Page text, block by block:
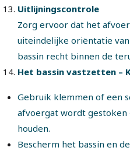
Uitlijningscontrole
Zorg ervoor dat het
uiteindelijke oriëntatie
bassin recht binnen de
Het bassin vastzetten –
Gebruik klemmen of een
afvoergat wordt gestoken
houden.
Bescherm het bassin en